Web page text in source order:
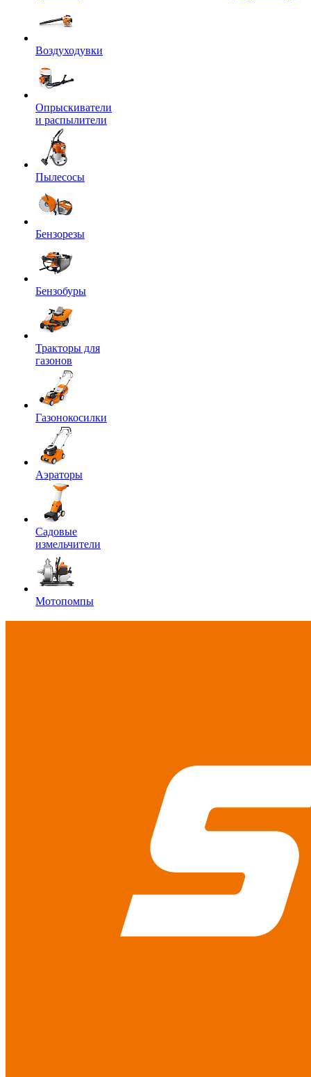
Воздуходувки
Опрыскиватели
и распылители
Пылесосы
Бензорезы
Бензобуры
Тракторы для
газонов
Газонокосилки
Аэраторы
Садовые
измельчители
Мотопомпы